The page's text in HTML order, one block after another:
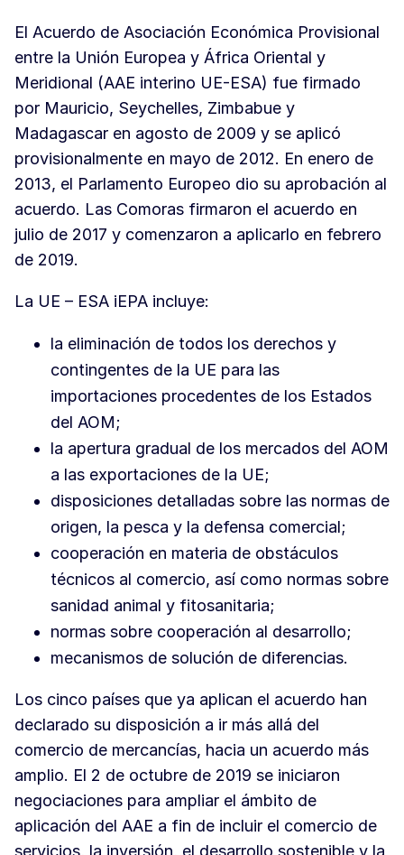
El Acuerdo de Asociación Económica Provisional
entre la Unión Europea y África Oriental y
Meridional (AAE interino UE-ESA) fue firmado
por Mauricio, Seychelles, Zimbabue y
Madagascar en agosto de 2009 y se aplicó
provisionalmente en mayo de 2012. En enero de
2013, el Parlamento Europeo dio su aprobación al
acuerdo. Las Comoras firmaron el acuerdo en
julio de 2017 y comenzaron a aplicarlo en febrero
de 2019.
La UE – ESA iEPA incluye:
la eliminación de todos los derechos y
contingentes de la UE para las
importaciones procedentes de los Estados
del AOM;
la apertura gradual de los mercados del AOM
a las exportaciones de la UE;
disposiciones detalladas sobre las normas de
origen, la pesca y la defensa comercial;
cooperación en materia de obstáculos
técnicos al comercio, así como normas sobre
sanidad animal y fitosanitaria;
normas sobre cooperación al desarrollo;
mecanismos de solución de diferencias.
Los cinco países que ya aplican el acuerdo han
declarado su disposición a ir más allá del
comercio de mercancías, hacia un acuerdo más
amplio. El 2 de octubre de 2019 se iniciaron
negociaciones para ampliar el ámbito de
aplicación del AAE a fin de incluir el comercio de
servicios, la inversión, el desarrollo sostenible y la